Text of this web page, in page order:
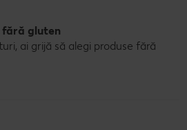
gluten
ai grijă să alegi produse fără